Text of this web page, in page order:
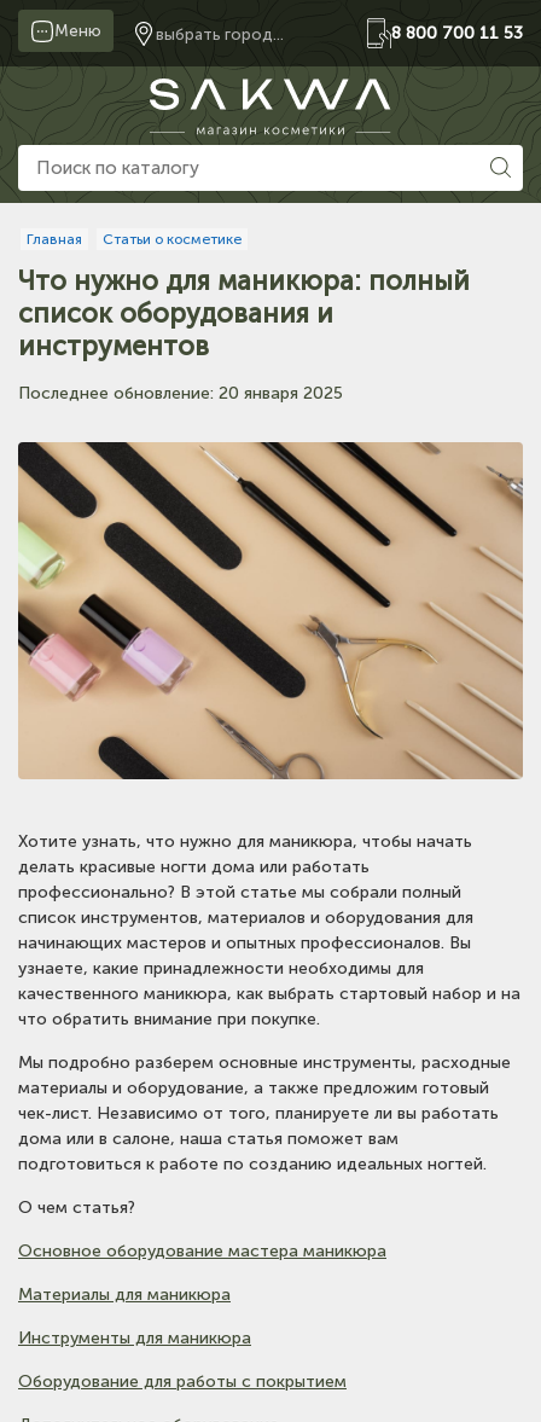
Меню выбрать город... 8 800 700 11 53
Главная Статьи о косметике
Что нужно для маникюра: полный
список оборудования и
инструментов
Последнее обновление: 20 января 2025
Хотите узнать, что нужно для маникюра, чтобы начать
делать красивые ногти дома или работать
профессионально? В этой статье мы собрали полный
список инструментов, материалов и оборудования для
начинающих мастеров и опытных профессионалов. Вы
узнаете, какие принадлежности необходимы для
качественного маникюра, как выбрать стартовый набор и на
что обратить внимание при покупке.
Мы подробно разберем основные инструменты, расходные
материалы и оборудование, а также предложим готовый
чек-лист. Независимо от того, планируете ли вы работать
дома или в салоне, наша статья поможет вам
подготовиться к работе по созданию идеальных ногтей.
О чем статья?
Основное оборудование мастера маникюра
Материалы для маникюра
Инструменты для маникюра
Оборудование для работы с покрытием